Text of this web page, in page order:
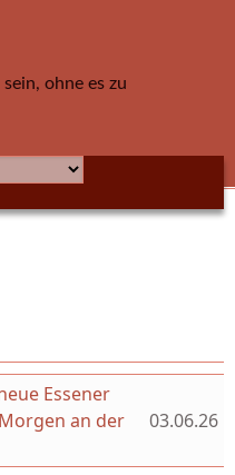
ohne es zu
Essener
an der
03.06.26